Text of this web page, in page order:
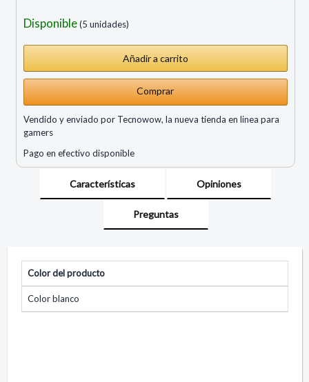
Disponible(5 unidades)
Comprar
Vendido y enviado por Tecnowow, la nueva tienda en linea para
gamers
Pago en efectivo disponible
Características Opiniones
Preguntas
Color del producto
Color blanco